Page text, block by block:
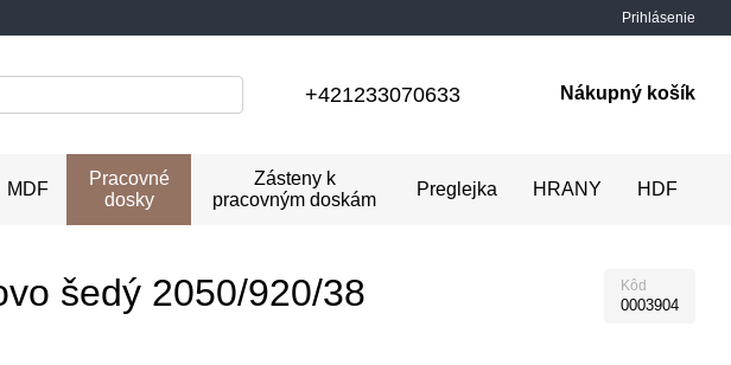
Prihlásenie
+421233070633 Nákupný košík
MDF
Pracovné
dosky
Zásteny k
pracovným doskám
Preglejka HRANY HDF
šedý 2050/920/38 Kôd
0003904